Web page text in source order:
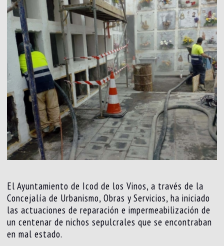
El Ayuntamiento de Icod de los Vinos, a través de la
Concejalía de Urbanismo, Obras y Servicios, ha iniciado
las actuaciones de reparación e impermeabilización de
un centenar de nichos sepulcrales que se encontraban
en mal estado.